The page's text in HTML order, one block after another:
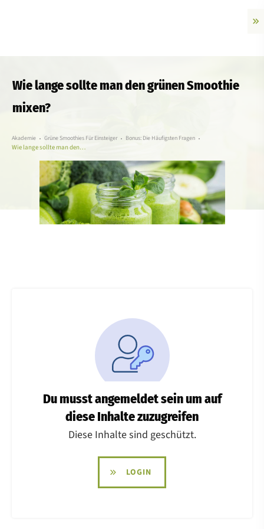
Wie lange sollte man den grünen Smoothie
mixen?
Akademie Grüne Smoothies Für Einsteiger Bonus: Die Häufigsten Fragen
Wie lange sollte man den grünen Smoothie mixen?
Du musst angemeldet sein um auf
diese Inhalte zuzugreifen
Diese Inhalte sind geschützt.
LOGIN